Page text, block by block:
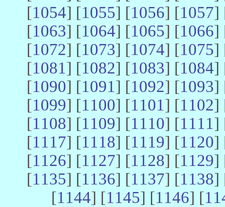
[1054] [1055] [1056] [1057]
[1063] [1064] [1065] [1066]
[1072] [1073] [1074] [1075]
[1081] [1082] [1083] [1084]
[1090] [1091] [1092] [1093]
[1099] [1100] [1101] [1102]
[1108] [1109] [1110] [1111]
[1117] [1118] [1119] [1120]
[1126] [1127] [1128] [1129]
[1135] [1136] [1137] [1138]
[1144] [1145] [1146] [